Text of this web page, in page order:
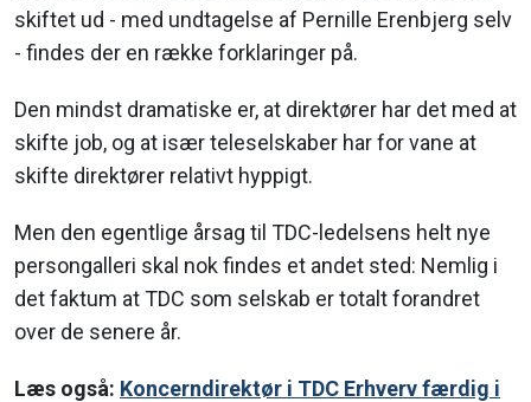
skiftet ud - med undtagelse af Pernille Erenbjerg selv
- findes der en række forklaringer på.
Den mindst dramatiske er, at direktører har det med at
skifte job, og at især teleselskaber har for vane at
skifte direktører relativt hyppigt.
Men den egentlige årsag til TDC-ledelsens helt nye
persongalleri skal nok findes et andet sted: Nemlig i
det faktum at TDC som selskab er totalt forandret
over de senere år.
Læs også: Koncerndirektør i TDC Erhverv færdig i